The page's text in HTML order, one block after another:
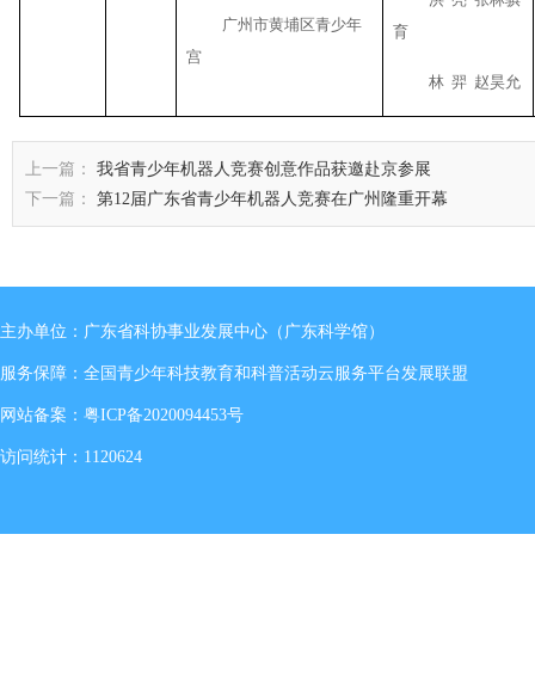
广州市黄埔区青少年
宫
育
林 羿 赵昊允
上一篇：
我省青少年机器人竞赛创意作品获邀赴京参展
下一篇：
第12届广东省青少年机器人竞赛在广州隆重开幕
主办单位：广东省科协事业发展中心（广东科学馆）
服务保障：全国青少年科技教育和科普活动云服务平台发展联盟
网站备案： 粤ICP备2020094453号
访问统计：1120624